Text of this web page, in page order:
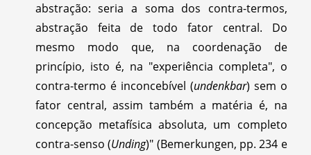
abstração: seria a soma dos contra-termos,
abstração feita de todo fator central. Do
mesmo modo que, na coordenação de
princípio, isto é, na "experiência completa", o
contra-termo é inconcebível (undenkbar) sem o
fator central, assim também a matéria é, na
concepção metafísica absoluta, um completo
contra-senso (Unding)" (Bemerkungen, pp. 234 e